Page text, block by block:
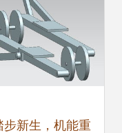
步新生，机能重